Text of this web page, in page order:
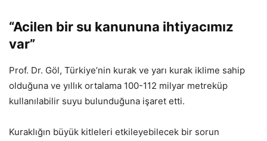
“Acilen bir su kanununa ihtiyacımız
var”
Prof. Dr. Göl, Türkiye’nin kurak ve yarı kurak iklime sahip
olduğuna ve yıllık ortalama 100-112 milyar metreküp
kullanılabilir suyu bulunduğuna işaret etti.
Kuraklığın büyük kitleleri etkileyebilecek bir sorun